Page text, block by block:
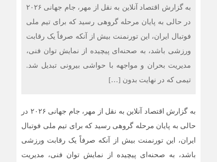
به گزارش اقتصاد آنلاین به نقل از مهر، جام جهانی ۲۰۲۶
در حالی به پایان مرحله گروهی رسید که برای تیم ملی
فوتبال ایران، این تورنمنت بیش از آنکه صرفاً یک رقابت
ورزشی باشد، به صحنه‌ای پیچیده از نمایش توان فنی،
مدیریت بحران و مواجهه با حواشی بیرونی تبدیل شد.
تیمی که در نهایت بدون […]
به گزارش اقتصاد آنلاین به نقل از مهر، جام جهانی ۲۰۲۶ در
حالی به پایان مرحله گروهی رسید که برای تیم ملی فوتبال
ایران، این تورنمنت بیش از آنکه صرفاً یک رقابت ورزشی
باشد، به صحنه‌ای پیچیده از نمایش توان فنی، مدیریت